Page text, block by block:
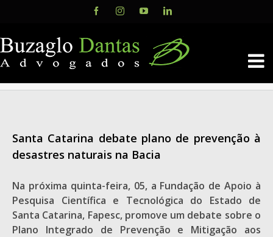
content
FacebookInstagramYouTubeLinkedIn
Santa Catarina debate plano de prevenção à
desastres naturais na Bacia
Na próxima quinta-feira, 05, a Fundação de Apoio à
Pesquisa Científica e Tecnológica do Estado de
Santa Catarina, Fapesc, promove um debate sobre o
Plano Integrado de Prevenção e Mitigação aos